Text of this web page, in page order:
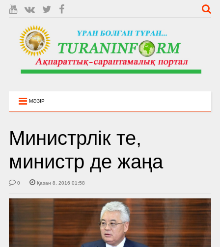
МӘЗІР
Министрлік те,
министр де жаңа
0 Қазан 8, 2016 01:58